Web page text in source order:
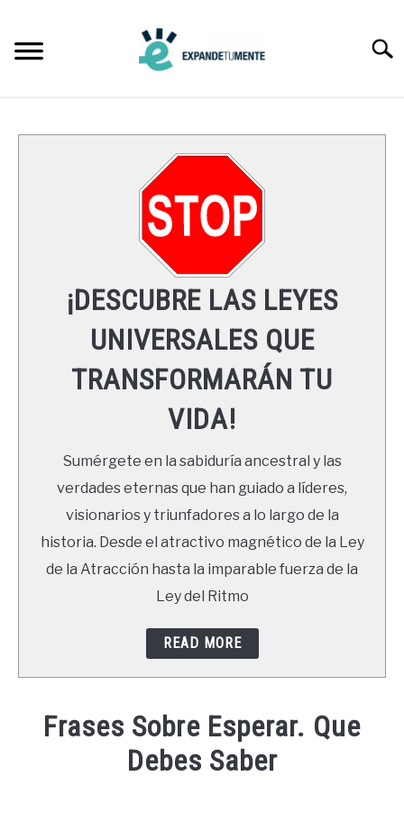
content
LEYES UNIVERSALES
RECURSOS
NEWSLETTER
¡DESCUBRE LAS LEYES
UNIVERSALES QUE
TRANSFORMARÁN TU
VIDA!
Sumérgete en la sabiduría ancestral y las
verdades eternas que han guiado a líderes,
visionarios y triunfadores a lo largo de la
historia. Desde el atractivo magnético de la Ley
de la Atracción hasta la imparable fuerza de la
Ley del Ritmo
READ MORE
Frases Sobre Esperar. Que
Debes Saber